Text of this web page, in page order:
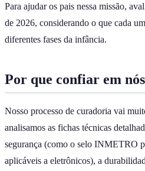
Para ajudar os pais nessa missão,
de 2026, considerando o que cada
diferentes fases da infância.
Por que confiar em nós
Nosso processo de curadoria vai
analisamos as fichas técnicas
segurança (como o selo INMETRO
aplicáveis a eletrônicos), a